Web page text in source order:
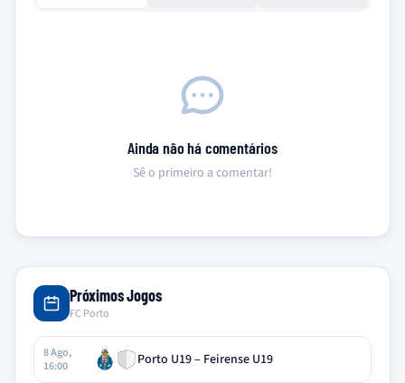
Ainda não há comentários
Sê o primeiro a comentar!
Próximos Jogos
FC Porto
8 Ago,
16:00
Porto U19 – Feirense U19